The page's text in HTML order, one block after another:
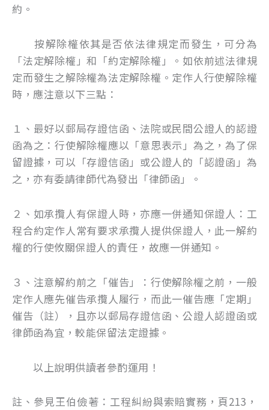
約。
按解除權依其是否依法律規定而發生，可分為
「法定解除權」和「約定解除權」。如依前述法律規
定而發生之解除權為法定解除權。定作人行使解除權
時，應注意以下三點：
１、最好以郵局存證信函、法院或民間公證人的認證
函為之：行使解除權應以「意思表示」為之，為了保
留證據，可以「存證信函」或公證人的「認證函」為
之，亦有委請律師代為發出「律師函」。
２、如承攬人有保證人時，亦應一併通知保證人：工
程合約定作人常有要求承攬人提供保證人，此一解約
權的行使攸關保證人的責任，故應一併通知。
３、注意解約前之「催告」：行使解除權之前，一般
定作人應先催告承攬人履行，而此一催告應「定期」
催告（註），且亦以郵局存證信函、公證人認證函或
律師函為宜，較能保留法定證據。
以上說明供讀者參酌運用！
註、參見王伯儉著：工程糾紛與索賠實務，頁213，